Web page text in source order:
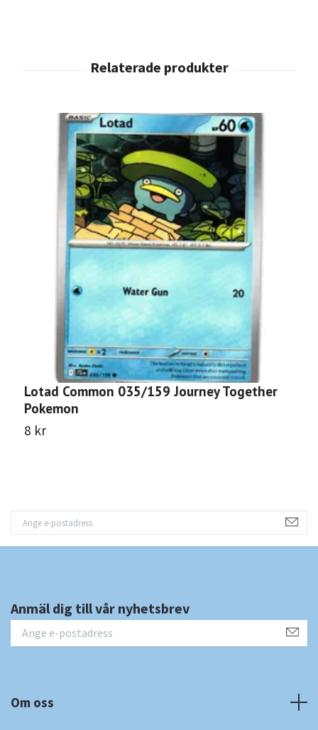
Lotad Common 035/159 Journey Together
Pokemon
8 kr
Anmäl dig till vår nyhetsbrev
Om oss